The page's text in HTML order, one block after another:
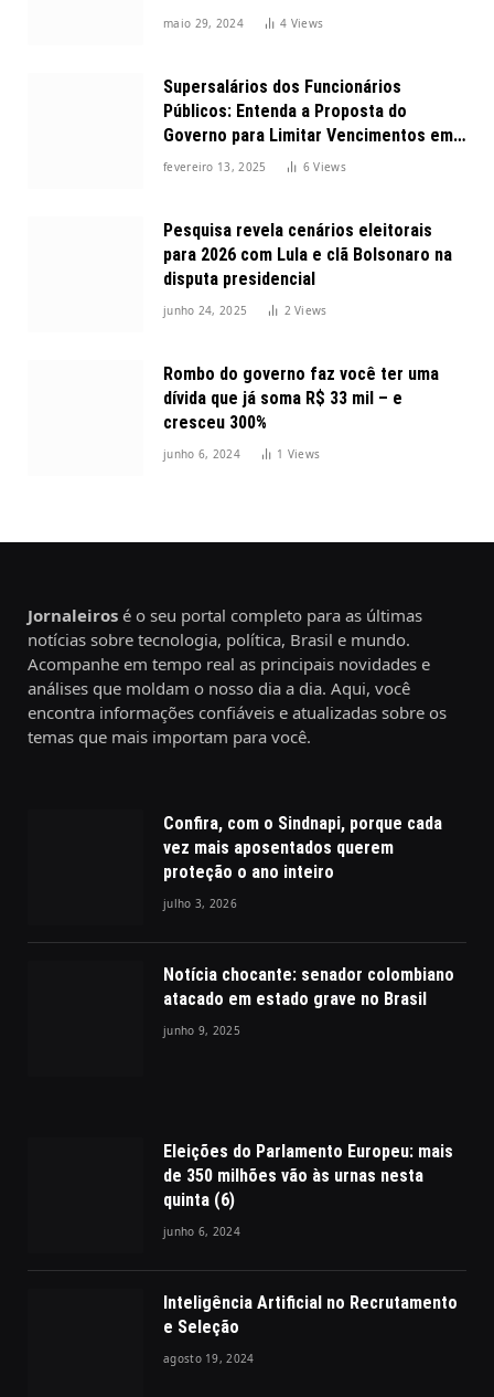
maio 29, 2024 4 Views
Supersalários dos Funcionários
Públicos: Entenda a Proposta do
Governo para Limitar Vencimentos em
2025
fevereiro 13, 2025 6Views
Pesquisa revela cenários eleitorais
para 2026 com Lula e clã Bolsonaro na
disputa presidencial
junho 24, 2025 2Views
Rombo do governo faz você ter uma
dívida que já soma R$ 33 mil – e
cresceu 300%
junho 6, 2024 1 Views
Jornaleiros é o seu portal completo para as últimas
notícias sobre tecnologia, política, Brasil e mundo.
Acompanhe em tempo real as principais novidades e
análises que moldam o nosso dia a dia. Aqui, você
encontra informações confiáveis e atualizadas sobre os
temas que mais importam para você.
Confira, com o Sindnapi, porque cada
vez mais aposentados querem
proteção o ano inteiro
julho 3, 2026
Notícia chocante: senador colombiano
atacado em estado grave no Brasil
junho 9, 2025
Eleições do Parlamento Europeu: mais
de 350 milhões vão às urnas nesta
quinta (6)
junho 6, 2024
Inteligência Artificial no Recrutamento
e Seleção
agosto 19, 2024